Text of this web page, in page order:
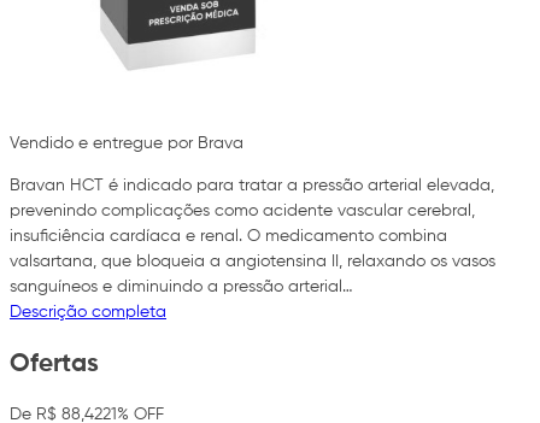
Vendido e entregue por Brava
Bravan HCT é indicado para tratar a pressão arterial elevada,
prevenindo complicações como acidente vascular cerebral,
insuficiência cardíaca e renal. O medicamento combina
valsartana, que bloqueia a angiotensina II, relaxando os vasos
sanguíneos e diminuindo a pressão arterial…
Descrição completa
Ofertas
De R$ 88,4221% OFF